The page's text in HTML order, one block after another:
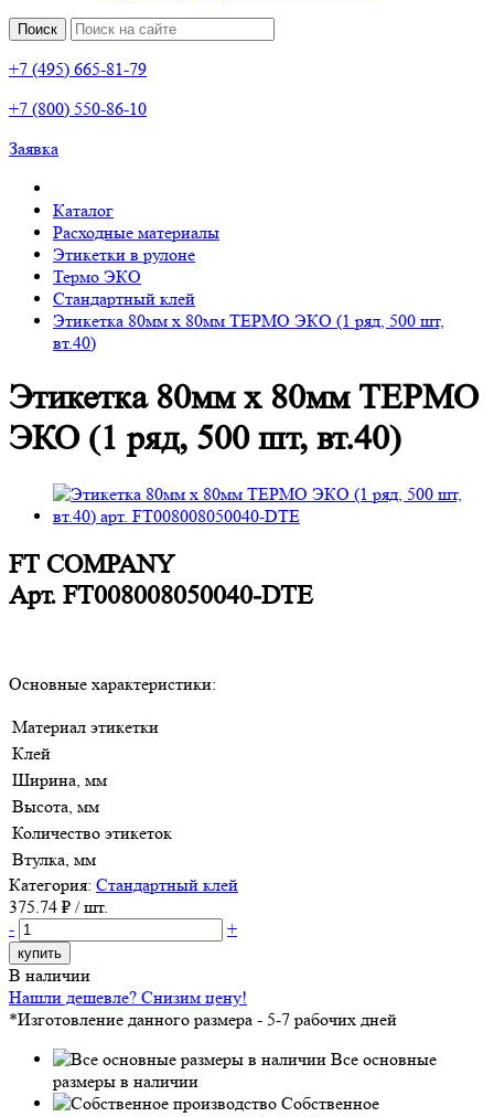
Поиск
+7 (495) 665-81-79
+7 (800) 550-86-10
Заявка
Каталог
Расходные материалы
Этикетки в рулоне
Термо ЭКО
Стандартный клей
Этикетка 80мм х 80мм ТЕРМО ЭКО (1 ряд, 500 шт,
вт.40)
Этикетка 80мм х 80мм ТЕРМО
ЭКО (1 ряд, 500 шт, вт.40)
FT COMPANY
Арт. FT008008050040-DTE
Основные характеристики:
Материал этикетки
Клей
Ширина, мм
Высота, мм
Количество этикеток
Втулка, мм
Категория: Стандартный клей
375.74 ₽ / шт.
-
+
купить
В наличии
Нашли дешевле? Снизим цену!
*Изготовление данного размера - 5-7 рабочих дней
Все основные
размеры в наличии
Собственное